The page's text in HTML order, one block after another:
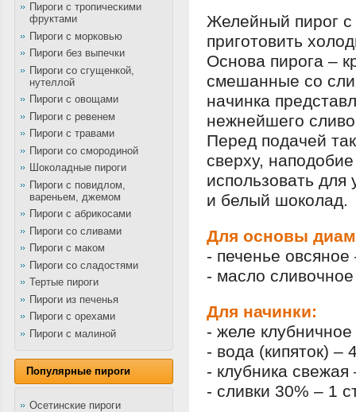
Пироги с тропическими
фруктами
Пироги с морковью
Пироги без выпечки
Пироги со сгущенкой,
нутеллой
Пироги с овощами
Пироги с ревенем
Пироги с травами
Пироги со смородиной
Шоколадные пироги
Пироги с повидлом,
вареньем, джемом
Пироги с абрикосами
Пироги со сливами
Пироги с маком
Пироги со сладостями
Тертые пироги
Пироги из печенья
Пироги с орехами
Пироги с малиной
Популярные пироги
Осетинские пироги
Желейный пирог с
приготовить
Основа пирога –
смешанные со
начинка
нежнейшего
Перед подачей
сверху,
использовать для
и белый шоколад.
Для основы
- печенье овсяное
- масло
Для начинки:
- желе клубничное
- вода (кипяток) –
- клубника свежая
- сливки 30% – 1